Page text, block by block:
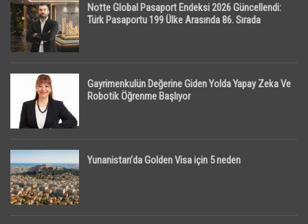
Notte Global Pasaport Endeksi 2026 Güncellendi:
Türk Pasaportu 199 Ülke Arasında 86. Sırada
Gayrimenkulün Değerine Giden Yolda Yapay Zeka Ve
Robotik Öğrenme Başlıyor
Yunanistan’da Golden Visa için 5 neden